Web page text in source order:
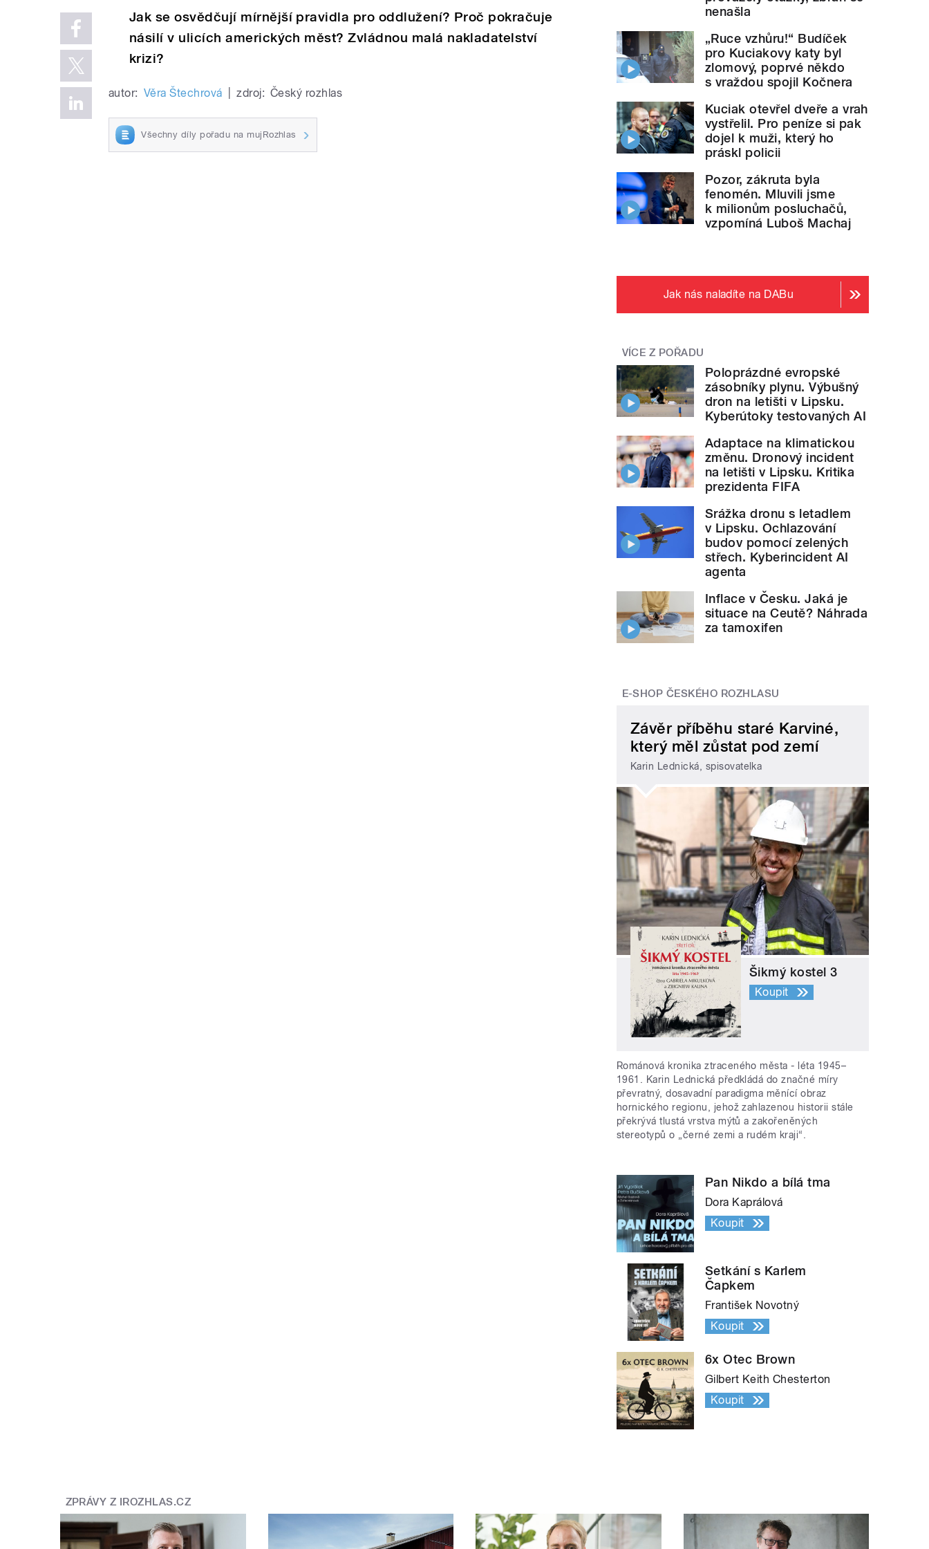
Jak se osvědčují mírnější pravidla pro oddlužení? Proč pokračuje
násilí v ulicích amerických měst? Zvládnou malá nakladatelství
krizi?
autor: Věra Štechrová zdroj: Český rozhlas
Všechny díly pořadu na mujRozhlas
nenašla
„Ruce vzhůru!“ Budíček
pro Kuciakovy katy byl
zlomový, poprvé někdo
s vraždou spojil Kočnera
Kuciak otevřel dveře a vrah
vystřelil. Pro peníze si pak
dojel k muži, který ho
práskl policii
Pozor, zákruta byla
fenomén. Mluvili jsme
k milionům posluchačů,
vzpomíná Luboš Machaj
Jak nás naladíte na DABu
VÍCE Z POŘADU
Poloprázdné evropské
zásobníky plynu. Výbušný
dron na letišti v Lipsku.
Kyberútoky testovaných AI
Adaptace na klimatickou
změnu. Dronový incident
na letišti v Lipsku. Kritika
prezidenta FIFA
Srážka dronu s letadlem
v Lipsku. Ochlazování
budov pomocí zelených
střech. Kyberincident AI
agenta
Inflace v Česku. Jaká je
situace na Ceutě? Náhrada
za tamoxifen
E-SHOP ČESKÉHO ROZHLASU
Závěr příběhu staré Karviné,
který měl zůstat pod zemí
Karin Lednická, spisovatelka
Šikmý kostel 3
Koupit
Románová kronika ztraceného města - léta 1945–
1961. Karin Lednická předkládá do značné míry
převratný, dosavadní paradigma měnící obraz
hornického regionu, jehož zahlazenou historii stále
překrývá tlustá vrstva mýtů a zakořeněných
stereotypů o „černé zemi a rudém kraji“.
Pan Nikdo a bílá tma
Dora Kaprálová
Koupit
Setkání s Karlem
Čapkem
František Novotný
Koupit
6x Otec Brown
Gilbert Keith Chesterton
Koupit
ZPRÁVY Z IROZHLAS.CZ